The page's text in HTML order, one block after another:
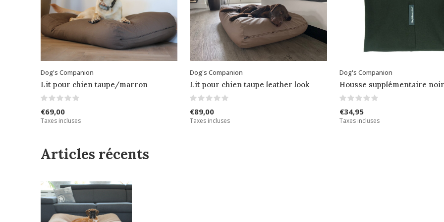
Dog's Companion
Lit pour chien taupe/marron
€69,00
Taxes incluses
Dog's Companion
Lit pour chien taupe leather look
€89,00
Taxes incluses
Dog's Companion
Housse supplémentaire noir
€34,95
Taxes incluses
Articles récents